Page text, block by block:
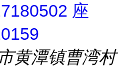
座
黄潭镇曹湾村